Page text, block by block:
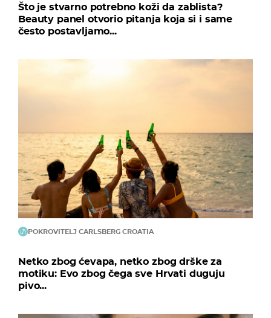
Što je stvarno potrebno koži da zablista?
Beauty panel otvorio pitanja koja si i same
često postavljamo...
POKROVITELJ CARLSBERG CROATIA
Netko zbog ćevapa, netko zbog drške za
motiku: Evo zbog čega sve Hrvati duguju
pivo...